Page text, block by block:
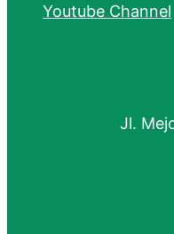
Youtube Channel
Jl.